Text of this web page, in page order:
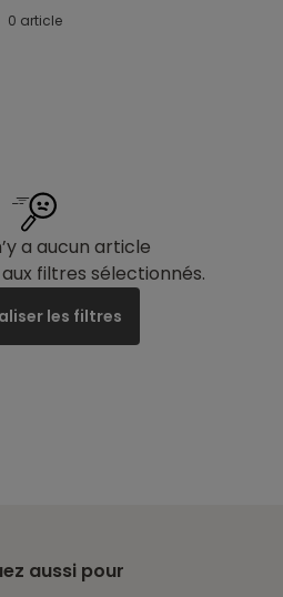
0 article
a aucun article
filtres sélectionnés.
les filtres
aussi pour